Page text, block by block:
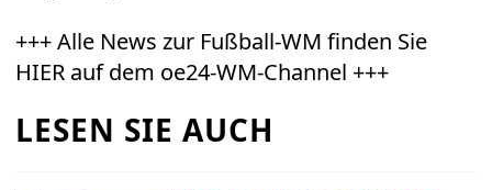
+++ Alle News zur Fußball-WM finden Sie
HIER auf dem oe24-WM-Channel +++
LESEN SIE AUCH